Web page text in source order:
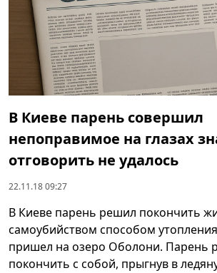
В Киеве парень совершил
непоправимое на глазах
отговорить не удалось
22.11.18 09:27
В Киеве парень решил покончить
самоубийством способом
пришел на озеро Оболони. Парень
покончить с собой, прыгнув в